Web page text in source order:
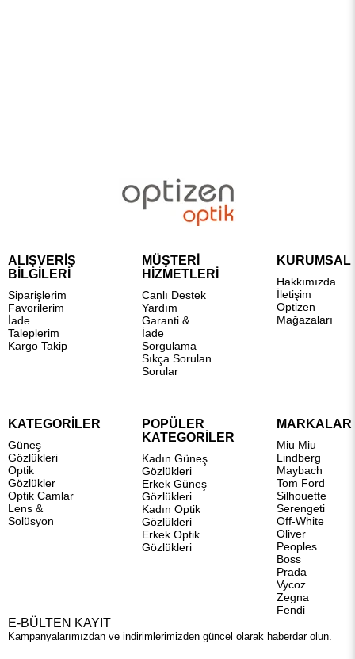
ALIŞVERİŞ
BİLGİLERİ
Siparişlerim
Favorilerim
İade
Taleplerim
Kargo Takip
MÜŞTERİ
HİZMETLERİ
Canlı Destek
Yardım
Garanti &
İade
Sorgulama
Sıkça Sorulan
Sorular
KURUMSAL
Hakkımızda
İletişim
Optizen
Mağazaları
KATEGORİLER
Güneş
Gözlükleri
Optik
Gözlükler
Optik Camlar
Lens &
Solüsyon
POPÜLER
KATEGORİLER
Kadın Güneş
Gözlükleri
Erkek Güneş
Gözlükleri
Kadın Optik
Gözlükleri
Erkek Optik
Gözlükleri
MARKALAR
Miu Miu
Lindberg
Maybach
Tom Ford
Silhouette
Serengeti
Off-White
Oliver
Peoples
Boss
Prada
Vycoz
Zegna
Fendi
E-BÜLTEN KAYIT
Kampanyalarımızdan ve indirimlerimizden güncel olarak haberdar olun.